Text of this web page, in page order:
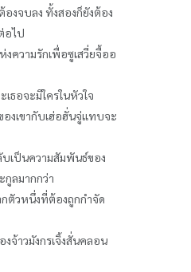
องจบลง ทั้งสองก็ยังต้อง
อไป
งความรักเพื่อซูเสวี่ยจื้ออ
เธอจะมีใครในหัวใจ
งเขากับเฮ่อฮั่นจู่แทบจะ
เป็นความสัมพันธ์ของ
กูลมากกว่า
ตัวหนึ่งที่ต้องถูกกำจัด
งจ้าวมังกรเจิ้งสั่นคลอน